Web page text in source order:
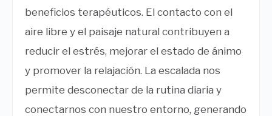
beneficios terapéuticos. El contacto con el
aire libre y el paisaje natural contribuyen a
reducir el estrés, mejorar el estado de ánimo
y promover la relajación. La escalada nos
permite desconectar de la rutina diaria y
conectarnos con nuestro entorno, generando